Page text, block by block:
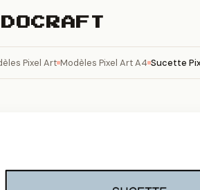
Pixel Art Modèles Pixel Art A4 Sucette